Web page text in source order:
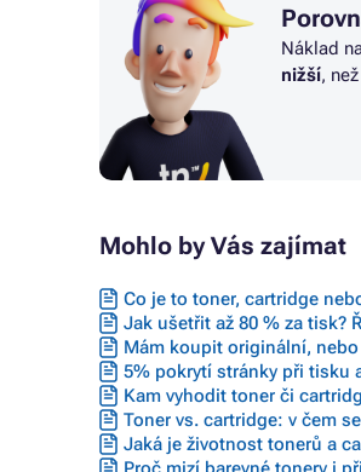
Náklad
nižší,
Mohlo by Vás zajímat
Co je to toner, cartridge
Jak ušetřit až 80 % za tisk?
Mám koupit originální,
5% pokrytí stránky při tisku
Kam vyhodit toner či
Toner vs. cartridge: v čem
Jaká je životnost tonerů a